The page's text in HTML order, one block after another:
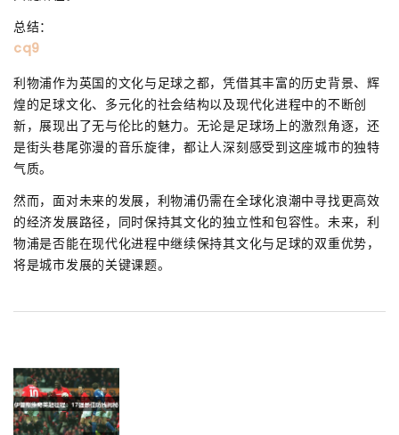
总结：
cq9
利物浦作为英国的文化与足球之都，凭借其丰富的历史背景、辉
煌的足球文化、多元化的社会结构以及现代化进程中的不断创
新，展现出了无与伦比的魅力。无论是足球场上的激烈角逐，还
是街头巷尾弥漫的音乐旋律，都让人深刻感受到这座城市的独特
气质。
然而，面对未来的发展，利物浦仍需在全球化浪潮中寻找更高效
的经济发展路径，同时保持其文化的独立性和包容性。未来，利
物浦是否能在现代化进程中继续保持其文化与足球的双重优势，
将是城市发展的关键课题。